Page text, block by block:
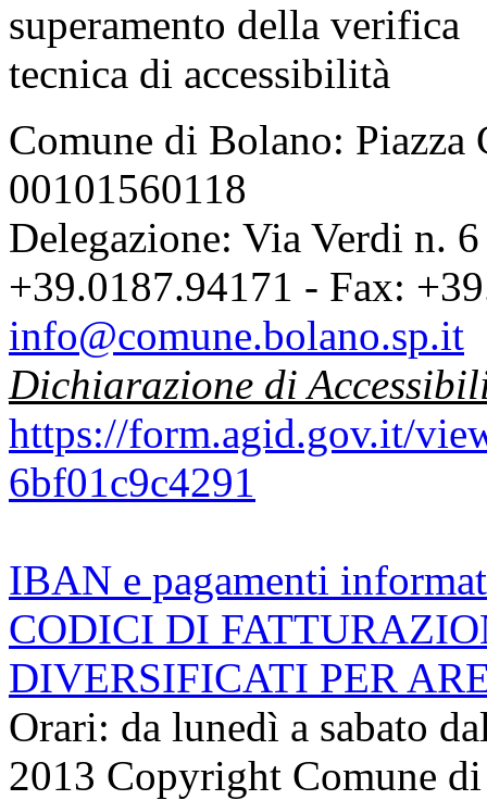
Comune di Bolano:
00101560118
Delegazione: Via Verdi n.
+39.0187.94171 - Fax:
info@comune.bolano.sp.it
Dichiarazione di
https://form.agid.gov.it/
6bf01c9c4291
IBAN e pagamenti
CODICI DI
DIVERSIFICATI PER
Orari: da lunedì a sabato
2013 Copyright Comune